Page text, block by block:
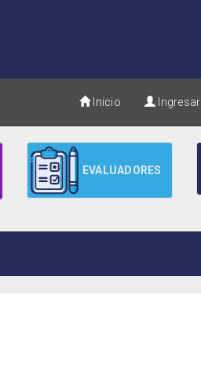
Inicio Ingresar
EVALUADORES